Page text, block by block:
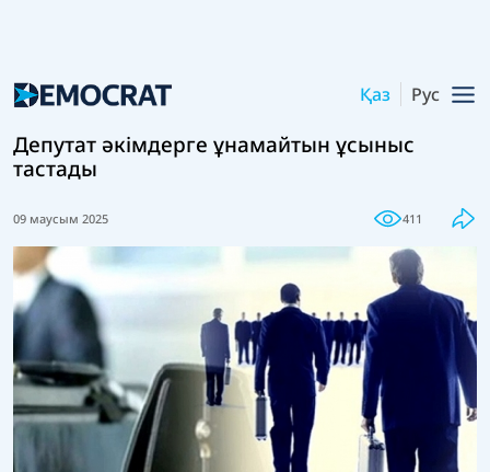
Қаз Рус
Депутат әкімдерге ұнамайтын ұсыныс
тастады
09 маусым 2025 411